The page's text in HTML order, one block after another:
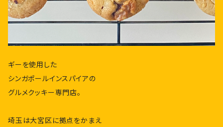
ギーを使用した
シンガポールインスパイアの
グルメクッキー専門店。
埼玉は大宮区に拠点をかまえ